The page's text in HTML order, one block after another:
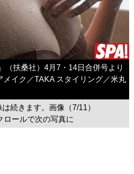
（扶桑社）4月7・14日合併号より
メイク／TAKA スタイリング／米丸
続きます。画像（7/11）
ロールで次の写真に